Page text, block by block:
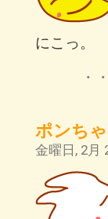
にこっ。
・
ポンち
金曜日, 2月